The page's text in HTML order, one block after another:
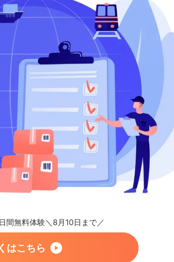
間無料体験＼8月10日まで／
はこちら